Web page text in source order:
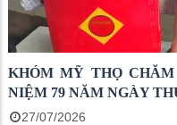
KHÓM MỸ THỌ
NIỆM 79 NĂM NGÀY
27/07/2026